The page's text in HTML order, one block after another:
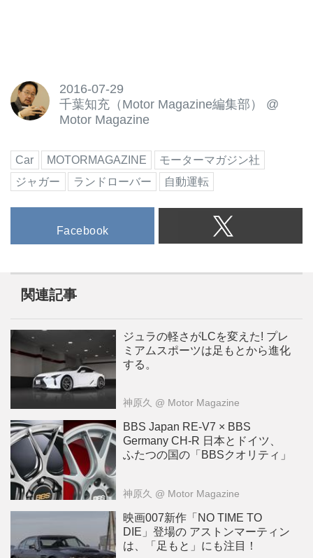
2016-07-29
千葉知充（Motor Magazine編集部）
@
Motor Magazine
Car MOTORMAGAZINE
モーターマガジン社
ジャガー
ランドローバー 自動運転
Facebook
関連記事
ジュラの軽さがLCを変えた! プレ
ミアムスポーツは足もとから進化
する。
神原久 @ Motor Magazine
BBS Japan RE-V7 × BBS
Germany CH-R 日本とドイツ、
ふたつの国の「BBSクオリティ」
神原久 @ Motor Magazine
映画007新作「NO TIME TO
DIE」登場の アストンマーティン
は、「足もと」にも注目！